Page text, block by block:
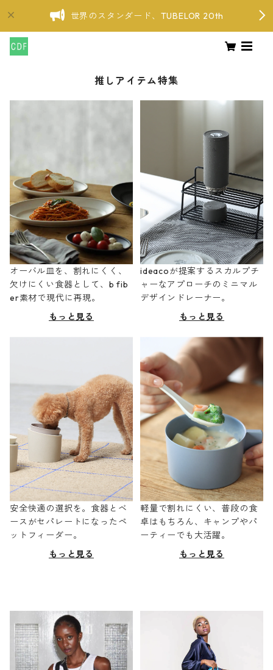
世界のスタンダード、TUBELOR 20th
推しアイテム特集
オーバル皿を、割れにくく、
欠けにくい食器として、b fib
er素材で現代に再現。
もっと見る
ideacoが提案するスカルプチ
ャーなアプローチのミニマル
デザインドレーナー。
もっと見る
安全快適の選択を。食器とベ
ースがセパレートになったペ
ットフィーダー。
もっと見る
軽量で割れにくい、普段の食
卓はもちろん、キャンプやパ
ーティーでも大活躍。
もっと見る